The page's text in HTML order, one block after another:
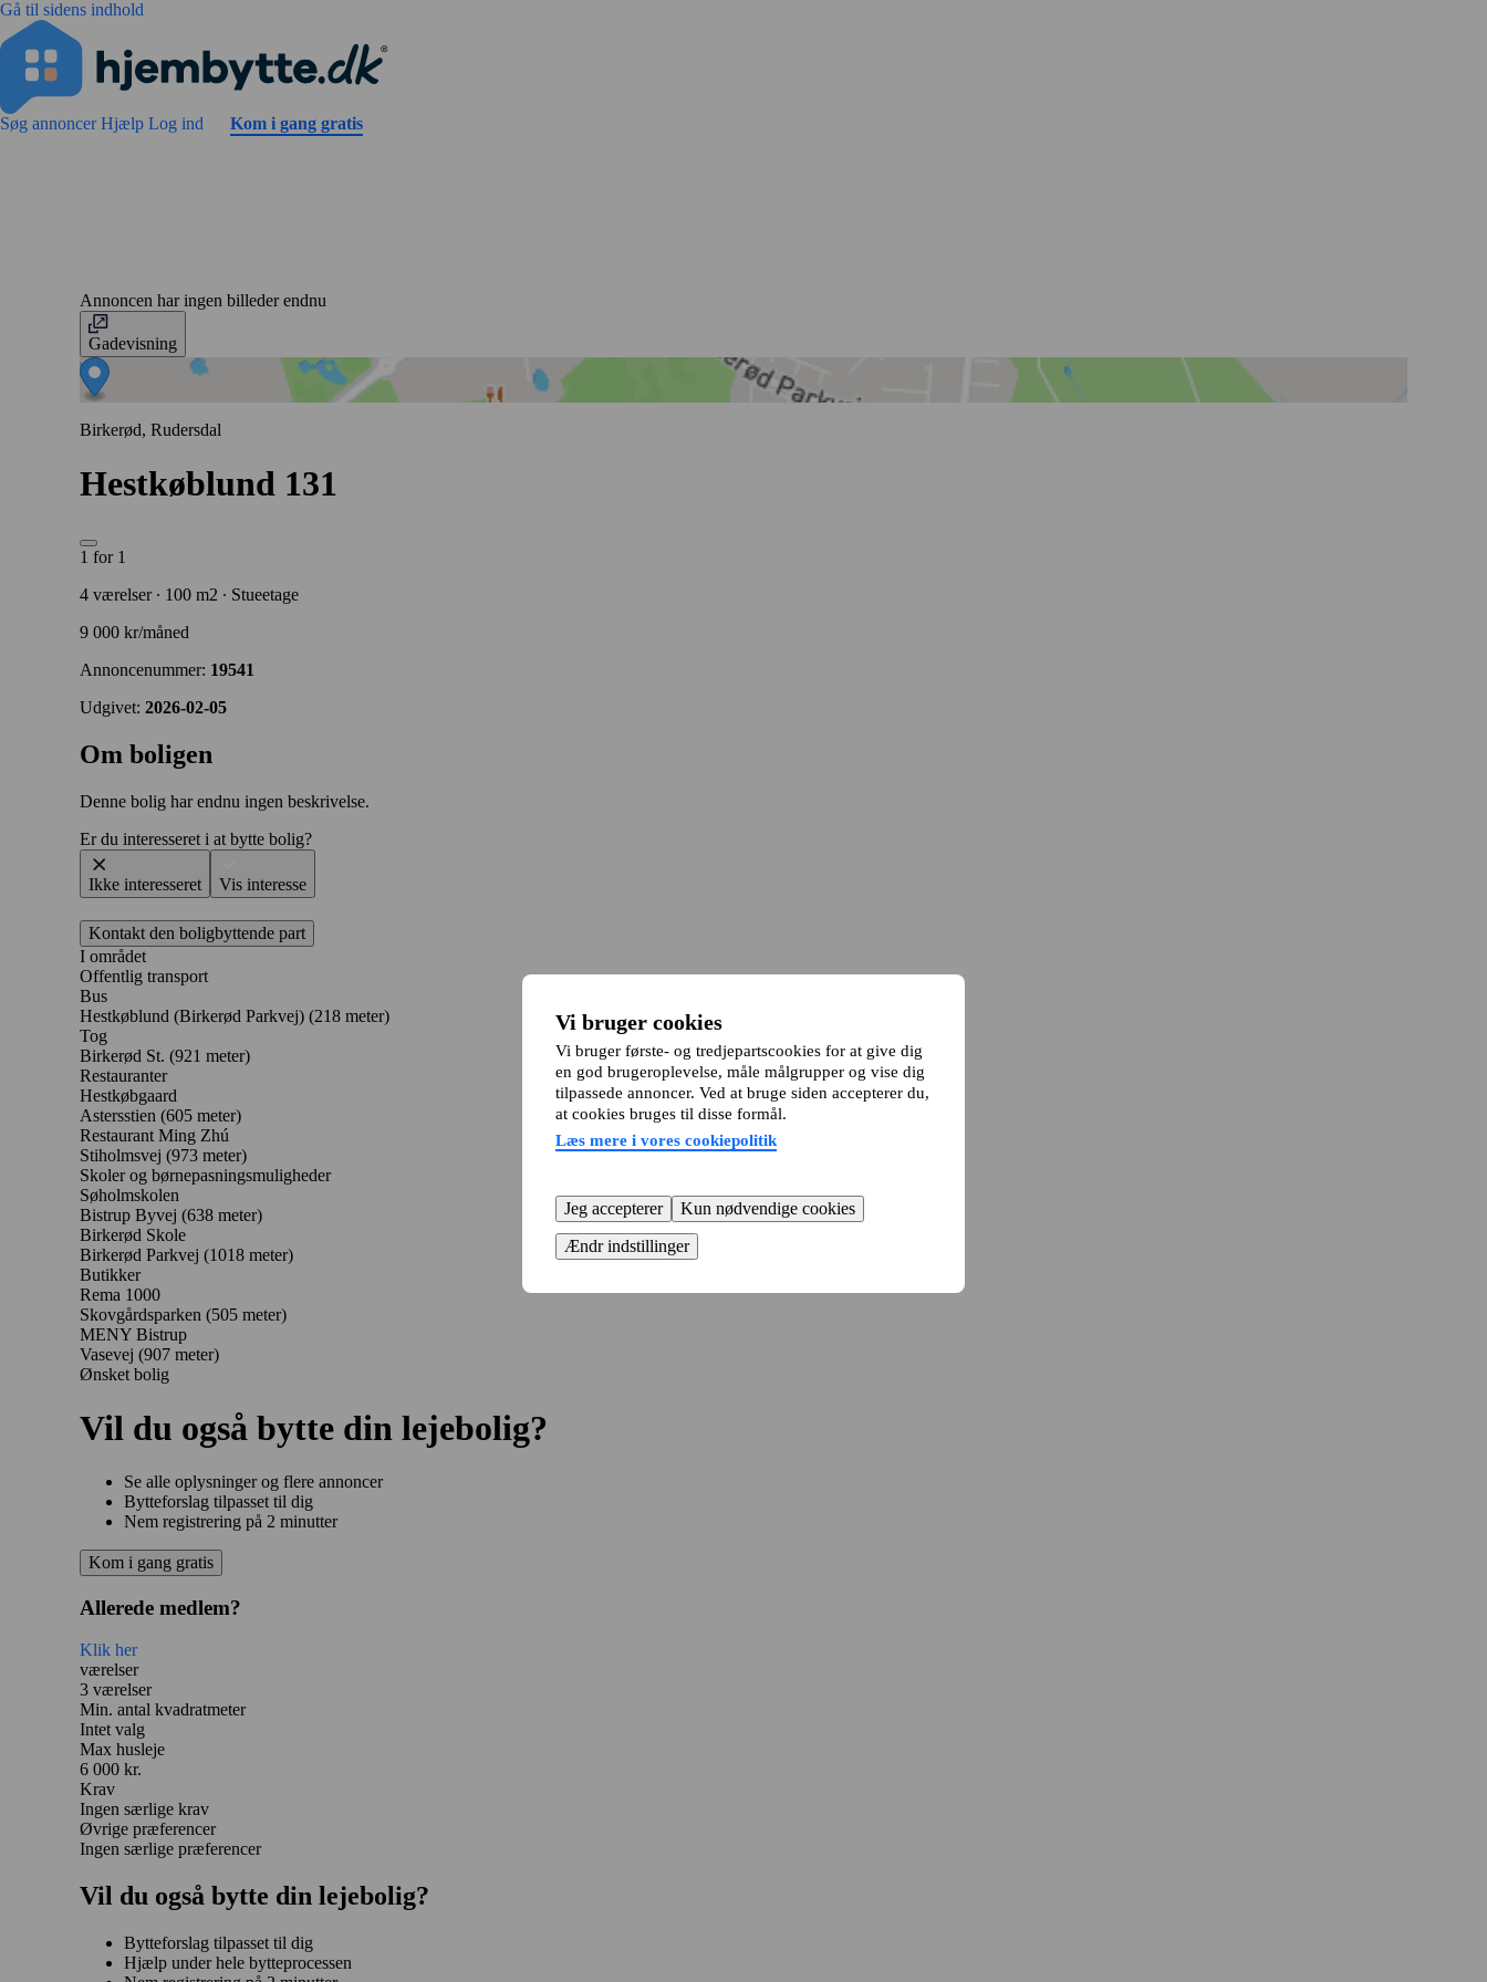
Gå til sidens indhold
Vi bruger cookies
Vi bruger første- og tredjepartscookies for at give dig
en god brugeroplevelse, måle målgrupper og vise dig
tilpassede annoncer. Ved at bruge siden accepterer du,
at cookies bruges til disse formål.
Læs mere i vores cookiepolitik
Jeg accepterer
Kun nødvendige cookies
Ændr indstillinger
Søg annoncerHjælp Log ind Kom i gang gratis
Annoncen har ingen billeder endnu
Gadevisning
Birkerød, Rudersdal
Hestkøblund 131
1 for 1
4 værelser ∙ 100 m2 ∙ Stueetage
9 000 kr/måned
Annoncenummer: 19541
Udgivet: 2026-02-05
Om boligen
Denne bolig har endnu ingen beskrivelse.
Er du interesseret i at bytte bolig?
Ikke interesseret Vis interesse
Kontakt den boligbyttende part
I området
Offentlig transport
Bus
Hestkøblund (Birkerød Parkvej) (218 meter)
Tog
Birkerød St. (921 meter)
Restauranter
Hestkøbgaard
Astersstien (605 meter)
Restaurant Ming Zhú
Stiholmsvej (973 meter)
Skoler og børnepasningsmuligheder
Søholmskolen
Bistrup Byvej (638 meter)
Birkerød Skole
Birkerød Parkvej (1018 meter)
Butikker
Rema 1000
Skovgårdsparken (505 meter)
MENY Bistrup
Vasevej (907 meter)
Ønsket bolig
Vil du også bytte din lejebolig?
Se alle oplysninger og flere annoncer
Bytteforslag tilpasset til dig
Nem registrering på 2 minutter
Kom i gang gratis
Allerede medlem?
Klik her
værelser
3 værelser
Min. antal kvadratmeter
Intet valg
Max husleje
6 000 kr.
Krav
Ingen særlige krav
Øvrige præferencer
Ingen særlige præferencer
Vil du også bytte din lejebolig?
Bytteforslag tilpasset til dig
Hjælp under hele bytteprocessen